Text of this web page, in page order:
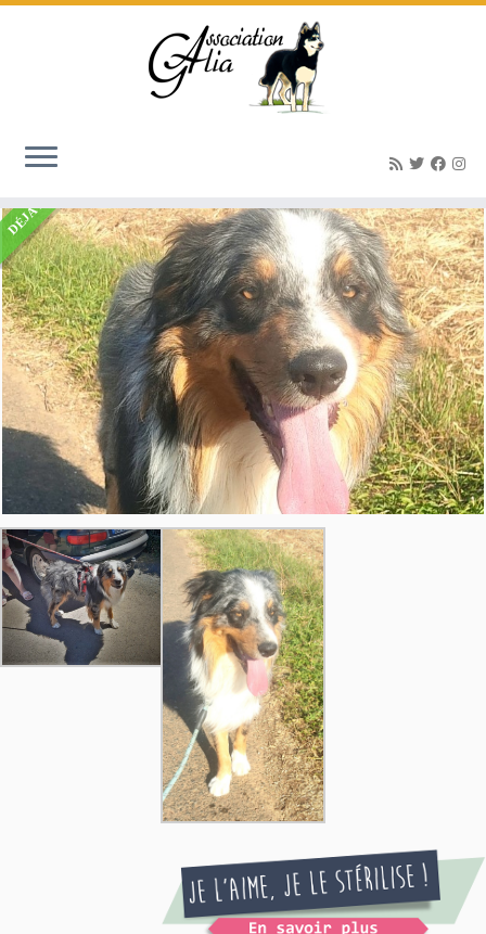
DÉJÀ ADOPTÉ(E)